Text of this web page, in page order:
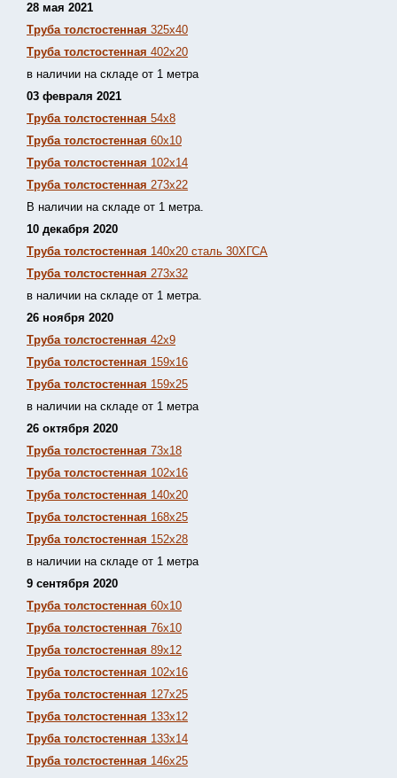
28 мая 2021
Труба толстостенная 325х40
Труба толстостенная 402х20
в наличии на складе от 1 метра
03 февраля 2021
Труба толстостенная 54х8
Труба толстостенная 60х10
Труба толстостенная 102х14
Труба толстостенная 273х22
В наличии на складе от 1 метра.
10 декабря 2020
Труба толстостенная 140х20 сталь 30ХГСА
Труба толстостенная 273х32
в наличии на складе от 1 метра.
26 ноября 2020
Труба толстостенная 42х9
Труба толстостенная 159х16
Труба толстостенная 159х25
в наличии на складе от 1 метра
26 октября 2020
Труба толстостенная 73х18
Труба толстостенная 102х16
Труба толстостенная 140х20
Труба толстостенная 168х25
Труба толстостенная 152х28
в наличии на складе от 1 метра
9 сентября 2020
Труба толстостенная 60х10
Труба толстостенная 76х10
Труба толстостенная 89х12
Труба толстостенная 102х16
Труба толстостенная 127х25
Труба толстостенная 133х12
Труба толстостенная 133х14
Труба толстостенная 146х25